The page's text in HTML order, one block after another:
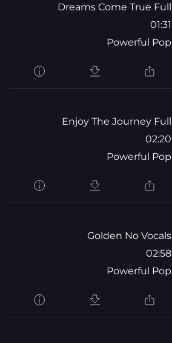
Dreams Come True Full
01:31
Powerful Pop
Enjoy The Journey Full
02:20
Powerful Pop
Golden No Vocals
02:58
Powerful Pop